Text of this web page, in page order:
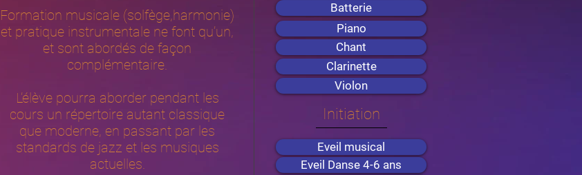
Formation musicale (solfège,harmonie)
et pratique instrumentale ne font qu’un,
et sont abordés de façon
complémentaire.
L’élève pourra aborder pendant les
cours un répertoire autant classique
que moderne, en passant par les
standards de jazz et les musiques
actuelles.
Batterie
Piano
Chant
Clarinette
Violon
Initiation
Eveil musical
Eveil Danse 4-6 ans